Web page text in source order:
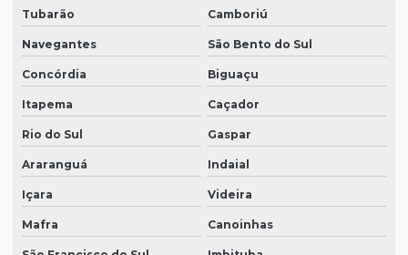
Tubarão Camboriú
Navegantes São Bento do Sul
Concórdia Biguaçu
Itapema Caçador
Rio do Sul Gaspar
Araranguá Indaial
Içara Videira
Mafra Canoinhas